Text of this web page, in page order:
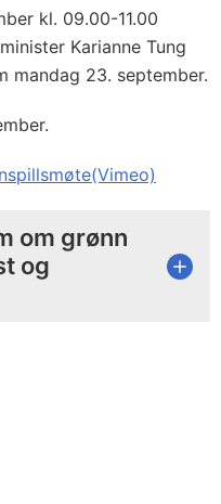
kl. 09.00-11.00
Karianne Tung
mandag 23. september.
om grønn
og